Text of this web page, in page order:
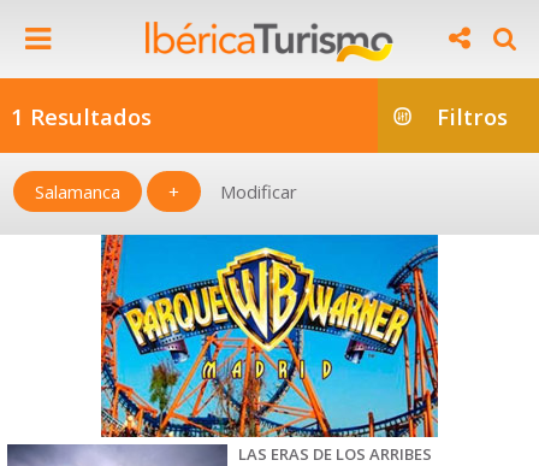
1 Resultados Filtros
Salamanca + Modificar
LAS ERAS DE LOS ARRIBES